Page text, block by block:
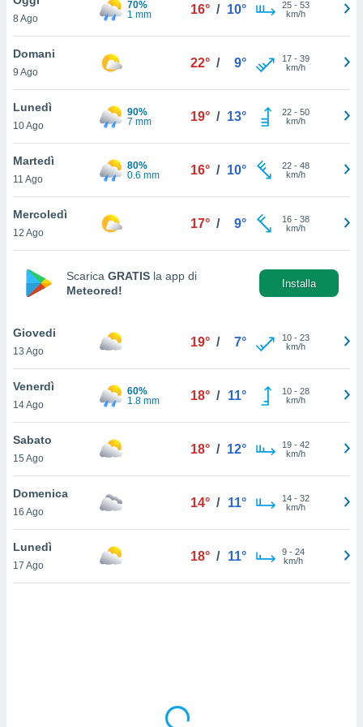
è
al sito
di
ci
di
il
un
la
nella
cookie
il tuo
in
a piè
del
8 Ago
70%
1 mm
16° / 10° 25- 53
km/h
Domani
9 Ago
22° / 9° 17- 39
km/h
Lunedì
10 Ago
90%
7 mm
19° / 13° 22- 50
km/h
Martedì
11 Ago
80%
0.6 mm
16° / 10° 22- 48
km/h
Mercoledì
12 Ago
17° / 9° 16- 38
km/h
Scarica GRATIS la app di
Meteored!
Installa
Giovedi
13 Ago
19° / 7° 10- 23
km/h
Venerdì
14 Ago
60%
1.8 mm
18° / 11° 10- 28
km/h
Sabato
15 Ago
18° / 12° 19- 42
km/h
Domenica
16 Ago
14° / 11° 14- 32
km/h
Lunedì
17 Ago
18° / 11° 9- 24
km/h